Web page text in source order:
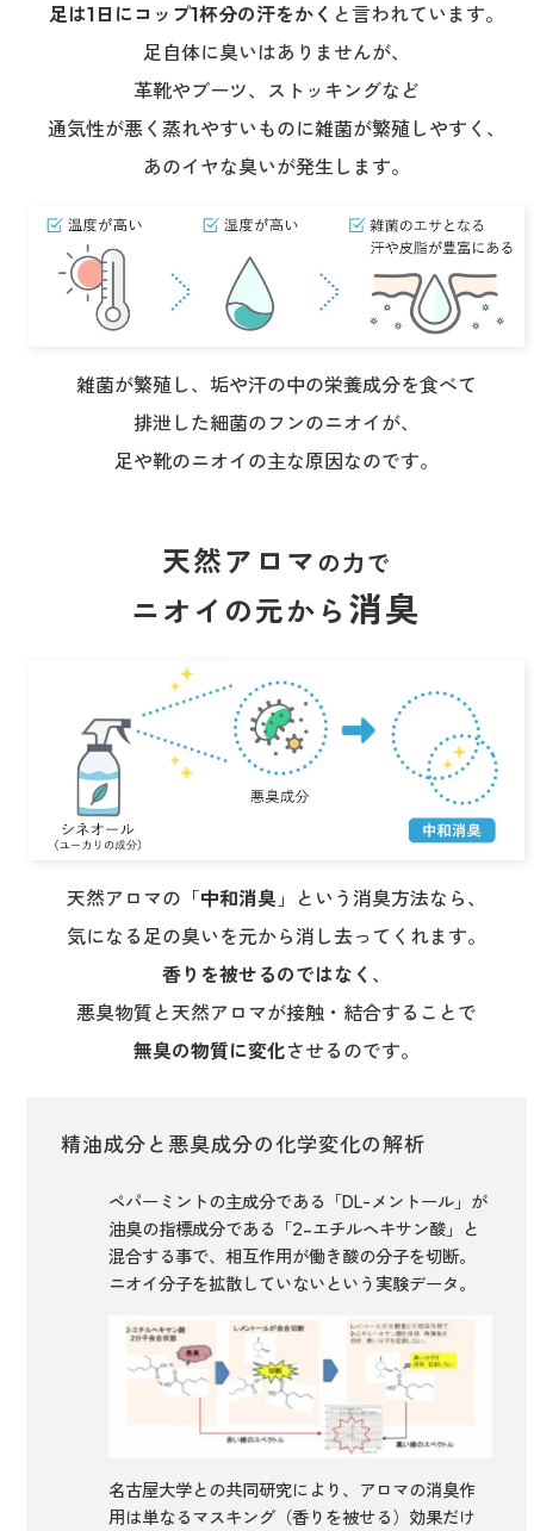
足は1日にコップ1杯分の汗をかく と言われています。
足自体に臭いはありませんが、
革靴やブーツ、ストッキングなど
通気性が悪く蒸れやすいものに雑菌が繁殖しやすく、
あのイヤな臭いが発生します。
雑菌が繁殖し、垢や汗の中の栄養成分を食べて
排泄した細菌のフンのニオイが、
足や靴のニオイの主な原因なのです。
天然アロマ の力で
ニオイの元から 消臭
天然アロマの「中和消臭 」という消臭方法なら、
気になる足の臭いを元から消し去ってくれます。
香りを被せるのではなく 、
悪臭物質と天然アロマが接触・結合することで
無臭の物質に変化させるのです。
精油成分と悪臭成分の化学変化の解析
ペパーミントの主成分である「DL-メントール」が
油臭の指標成分である「2-エチルヘキサン酸」と
混合する事で、相互作用が働き酸の分子を切断。
ニオイ分子を拡散していないという実験データ。
名古屋大学との共同研究により、アロマの消臭作
用は単なるマスキング（香りを被せる）効果だけ